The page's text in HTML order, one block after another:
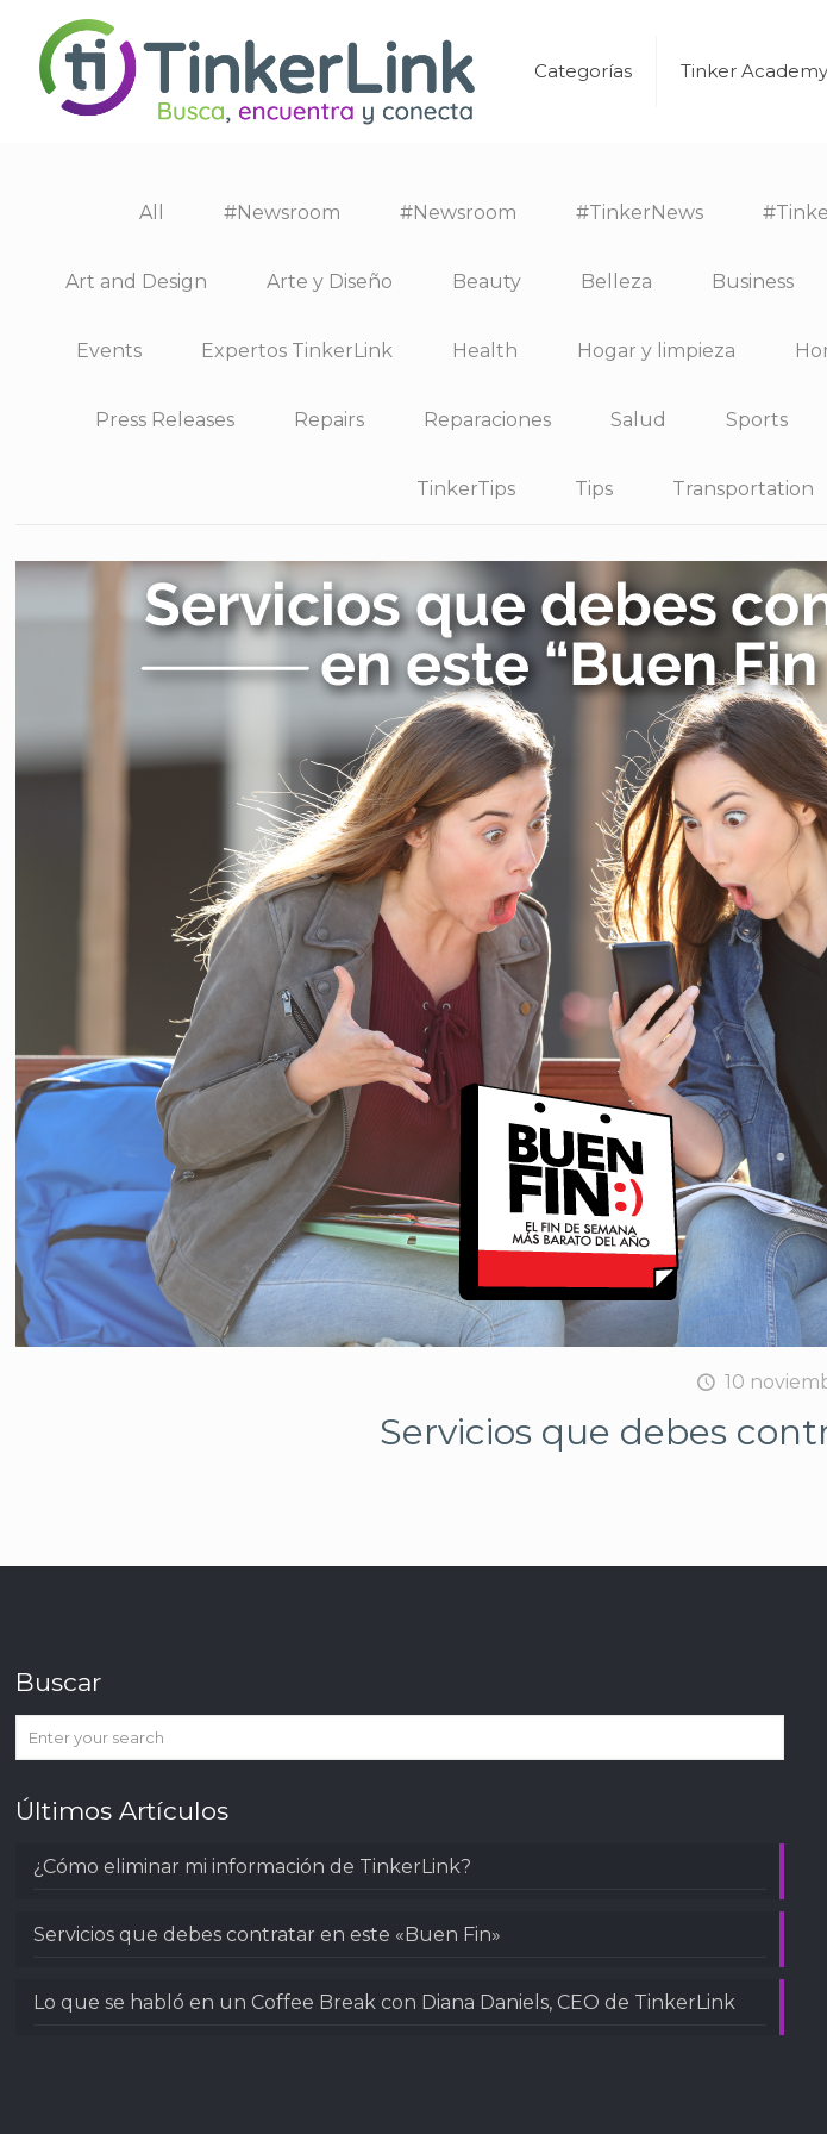
Categorías Tinker Academy
All #Newsroom #Newsroom #TinkerNews
Art and Design Arte y Diseño Beauty Belleza Business
Events Expertos TinkerLink Health Hogar y limpieza
Press Releases Repairs Reparaciones Salud Sports
TinkerTips Tips Transportation
10
Servicios que debes
Buscar
Últimos Artículos
¿Cómo eliminar mi información de TinkerLink?
Servicios que debes contratar en este «Buen Fin»
Lo que se habló en un Coffee Break con Diana Daniels, CEO de TinkerLink